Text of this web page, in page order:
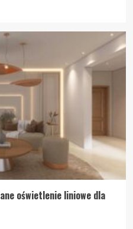
oświetlenie liniowe dla